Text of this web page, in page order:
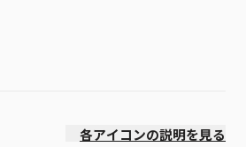
各アイコンの説明を見る